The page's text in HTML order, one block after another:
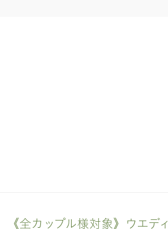
《全カップル様対象》ウエディ